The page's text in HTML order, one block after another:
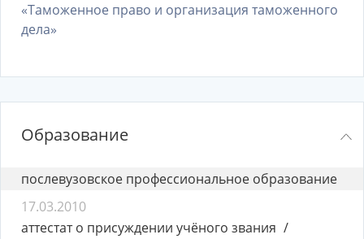
«Таможенное право и организация таможенного
дела»
Образование
послевузовское профессиональное образование
17.03.2010
аттестат о присуждении учёного звания